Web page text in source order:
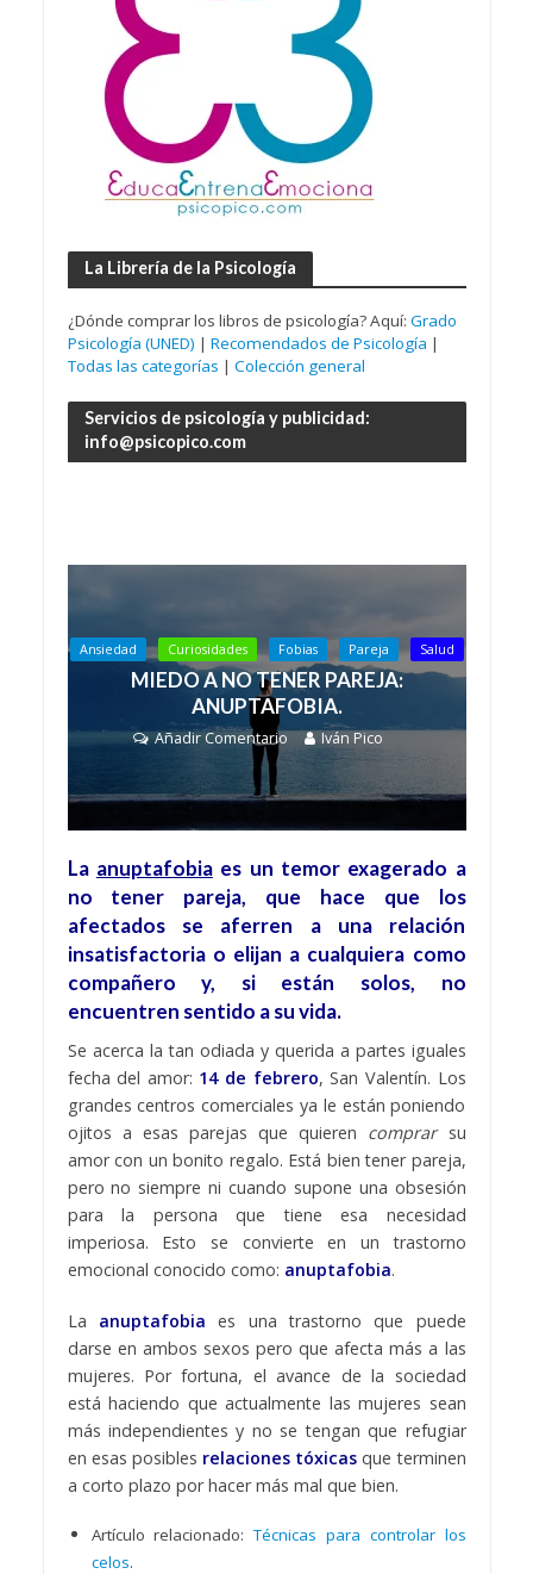
La Librería de la Psicología
¿Dónde comprar los libros de psicología? Aquí: Grado
Psicología (UNED) | Recomendados de Psicología |
Todas las categorías | Colección general
Servicios de psicología y publicidad:
info@psicopico.com
Ansiedad Curiosidades Fobias Pareja Salud
MIEDO A NO TENER PAREJA:
ANUPTAFOBIA.
Añadir Comentario Iván Pico
La anuptafobia es un temor exagerado a
no tener pareja, que hace que los
afectados se aferren a una relación
insatisfactoria o elijan a cualquiera como
compañero y, si están solos, no
encuentren sentido a su vida.
Se acerca la tan odiada y querida a partes iguales
fecha del amor: 14 de febrero, San Valentín. Los
grandes centros comerciales ya le están poniendo
ojitos a esas parejas que quieren comprarsu
amor con un bonito regalo. Está bien tener pareja,
pero no siempre ni cuando supone una obsesión
para la persona que tiene esa necesidad
imperiosa. Esto se convierte en un trastorno
emocional conocido como: anuptafobia.
La anuptafobia es una trastorno que puede
darse en ambos sexos pero que afecta más a las
mujeres. Por fortuna, el avance de la sociedad
está haciendo que actualmente las mujeres sean
más independientes y no se tengan que refugiar
en esas posibles relaciones tóxicas que terminen
a corto plazo por hacer más mal que bien.
Artículo relacionado:Técnicas para controlar los
celos.